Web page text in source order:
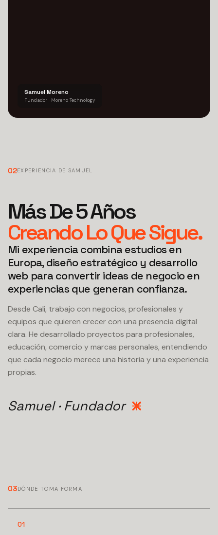
Samuel Moreno
Fundador · Moreno Technology
02EXPERIENCIA DE SAMUEL
Más De 5 Años
Creando Lo Que Sigue.
Mi experiencia combina estudios en
Europa, diseño estratégico y desarrollo
web para convertir ideas de negocio en
experiencias que generan confianza.
Desde Cali, trabajo con negocios, profesionales y
equipos que quieren crecer con una presencia digital
clara. He desarrollado proyectos para profesionales,
educación, comercio y marcas personales, entendiendo
que cada negocio merece una historia y una experiencia
propias.
Samuel · Fundador
03DÓNDE TOMA FORMA
01